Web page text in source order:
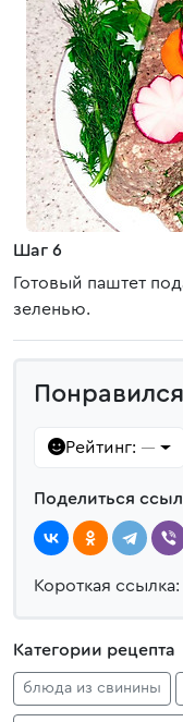
Шаг 6
Готовый паштет
зеленью.
Рейтинг: —
Поделиться
Короткая ссылка:
Категории рецепта
блюда из свинины